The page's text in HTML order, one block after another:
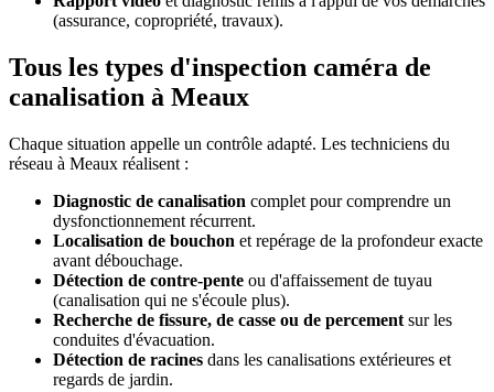
(assurance, copropriété, travaux).
Tous les types d'inspection caméra de
canalisation à Meaux
Chaque situation appelle un contrôle adapté. Les techniciens du
réseau à Meaux réalisent :
Diagnostic de canalisation complet pour comprendre un
dysfonctionnement récurrent.
Localisation de bouchon et repérage de la profondeur exacte
avant débouchage.
Détection de contre-pente ou d'affaissement de tuyau
(canalisation qui ne s'écoule plus).
Recherche de fissure, de casse ou de percement sur les
conduites d'évacuation.
Détection de racines dans les canalisations extérieures et
regards de jardin.